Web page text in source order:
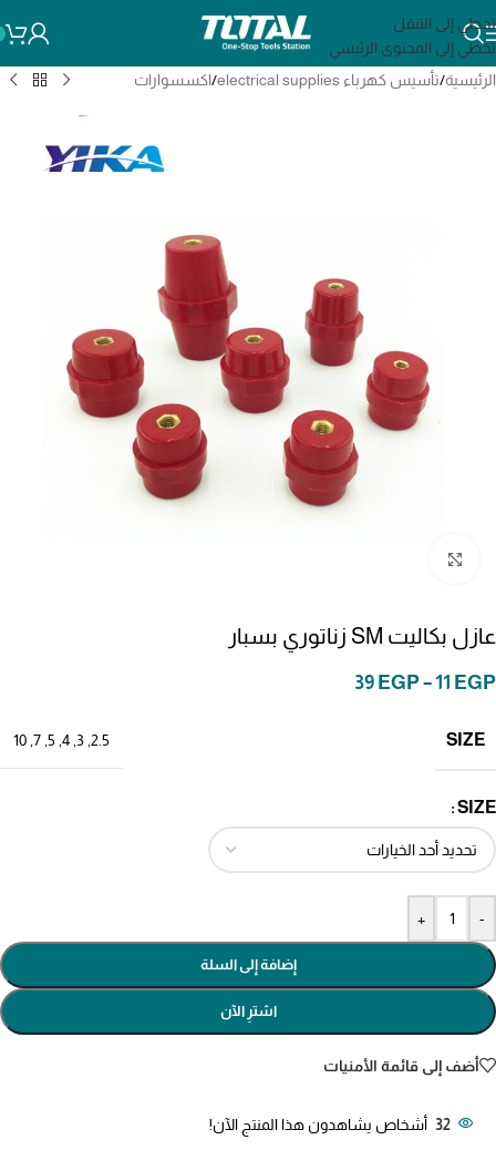
تخطي إلى التنقل
تخطي إلى المحتوى الرئيسي
الرئيسية/تأسيس كهرباء electrical supplies /اكسسوارات
عازل بكاليت SM زناتوري بسبار
11 EGP
–
39 EGP
SIZE
2.5
3
4
5
7
10
SIZE
-
+
إضافة إلى السلة
اشترِ الآن
أضف إلى قائمة الأمنيات
32 أشخاص يشاهدون هذا المنتج الآن!